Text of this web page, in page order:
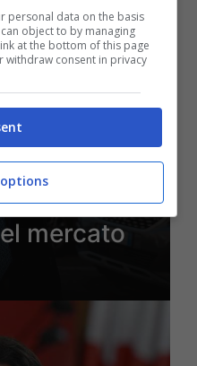
sfida
mercato
personal data on the basis
object to by managing
at the bottom of this page
withdraw consent in privacy